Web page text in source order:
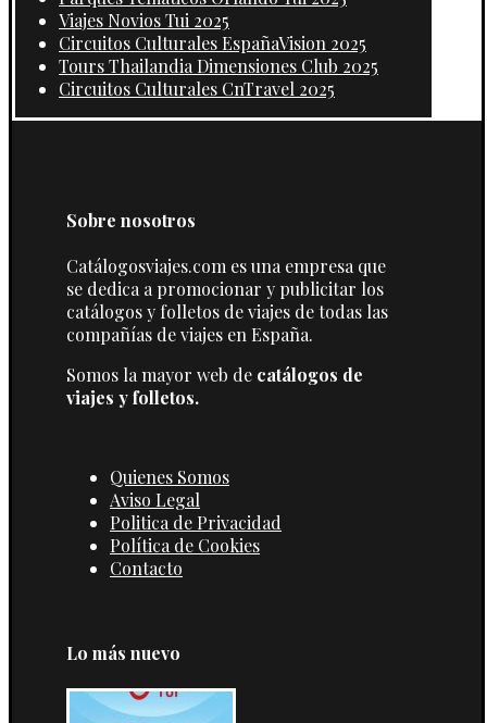
Viajes Novios Tui 2025
Circuitos Culturales EspañaVision 2025
Tours Thailandia Dimensiones Club 2025
Circuitos Culturales CnTravel 2025
Sobre nosotros
Catálogosviajes.com es una empresa que
se dedica a promocionar y publicitar los
catálogos y folletos de viajes de todas las
compañías de viajes en España.
Somos la mayor web de catálogos de
viajes y folletos.
Quienes Somos
Aviso Legal
Politica de Privacidad
Política de Cookies
Contacto
Lo más nuevo